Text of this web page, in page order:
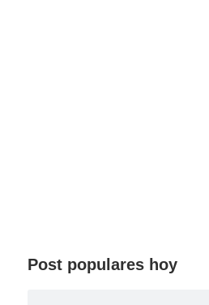
Post populares hoy